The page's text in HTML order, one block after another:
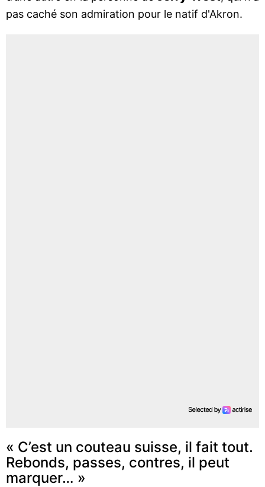
pas caché son admiration pour le natif d'Akron.
« C’est un couteau suisse, il fait tout.
Rebonds, passes, contres, il peut
marquer… »